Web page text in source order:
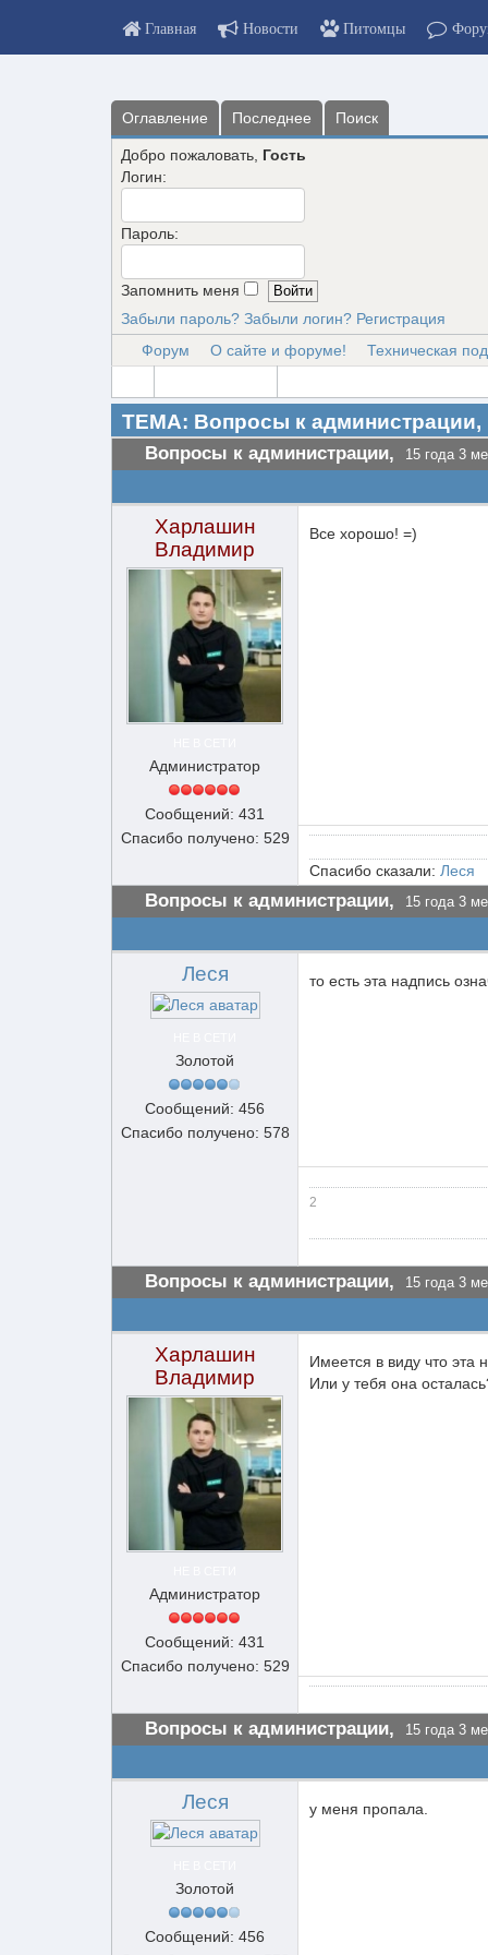
Главная Новости Питомцы
Оглавление Последнее Поиск
Добро пожаловать, Гость
Логин:
Пароль:
Запомнить меня
Забыли пароль? Забыли логин? Регистрация
Форум
О сайте и форуме! Техническая
ТЕМА: Вопросы к администрации,
Вопросы к администрации, 15 года 3
Харлашин
Владимир
Администратор
Сообщений: 431
Спасибо получено: 529
Все хорошо! =)
Спасибо сказали: Леся
Вопросы к администрации, 15 года 3
Леся
Золотой
Сообщений: 456
Спасибо получено: 578
то есть эта надпись
2
Вопросы к администрации, 15 года 3
Харлашин
Владимир
Администратор
Сообщений: 431
Спасибо получено: 529
Имеется в виду что эта
Или у тебя она
Вопросы к администрации, 15 года 3
Леся
Золотой
Сообщений: 456
у меня пропала.